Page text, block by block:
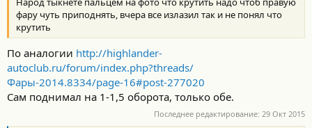
фару чуть приподнять, вчера все излазил так и не понял что
крутить
По аналогии http://highlander-
autoclub.ru/forum/index.php?threads/
Фары-2014.8334/page-16#post-277020
Сам поднимал на 1-1,5 оборота, только обе.
Последнее редактирование: 29 Окт 2015